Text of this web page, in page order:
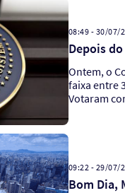
08:49 - 30/07/
Depois
Ontem, o
faixa entre
Votaram
09:22 - 29/07/
Bom Dia,